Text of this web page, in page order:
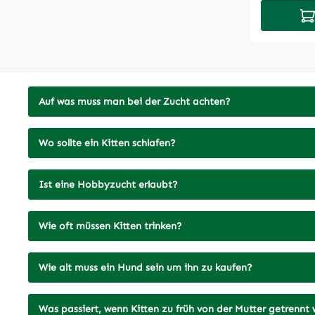
ml/Tier
täglich.
Tropfen
TL
62
müssen
an haben
Sehnen,
x täglich
mind. 3-
2(3)-ene
In
Auf was muss man bei der Zucht achten?
Wo sollte ein Kitten schlafen?
Ist eine Hobbyzucht erlaubt?
Wie oft müssen Kitten trinken?
Wie alt muss ein Hund sein um ihn zu kaufen?
Was passiert, wenn Kitten zu früh von der Mutter getrennt